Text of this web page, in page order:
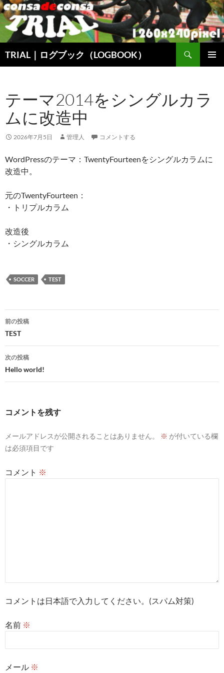
コ
ン
テ
ン
ツ
へ
ッ
TRIAL｜ログブック（LOGBOOK）
索
テーマ2014をシングルカラ
ムに改造中
2026年7月5日 管理人 コメントする
WordPressのテーマ：TwentyFourteenをシングルカラムに
改造中。
元のTwentyFourteen：
・トリプルカラム
改造後
・シングルカラム
SOCCER TEST
投
稿
ナ
ビ
ゲ
ョ
前の投稿
TEST
次の投稿
Hello world!
コメントを残す
メールアドレスが公開されることはありません。 ※ が付いている欄
は必須項目です
コメント ※
コメントは日本語で入力してください。(スパム対策)
名前 ※
メール ※